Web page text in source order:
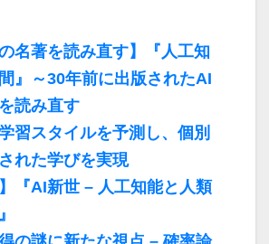
の名著を読み直す】『人工知
』～30年前に出版されたAI
読み直す
習スタイルを予測し、個別
れた学びを実現
】『AI新世 – 人工知能と人類